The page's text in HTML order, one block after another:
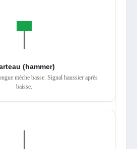
(hammer)
mèche basse. Signal haussier après
baisse.